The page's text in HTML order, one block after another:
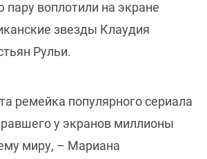
пару воплотили на экране
звезды Клаудия
Рульи.
ремейка популярного сериала
у экранов миллионы
миру, – Мариана